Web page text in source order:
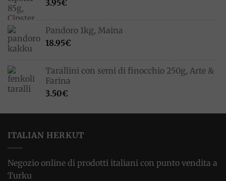
3.95€
Pandoro 1kg, Maina
18.95€
Tarallini con semi di finocchio 250g, Arte &
Farina
3.50€
ITALIAN HERKUT
Negozio online di prodotti italiani con punto vendita a
Turku